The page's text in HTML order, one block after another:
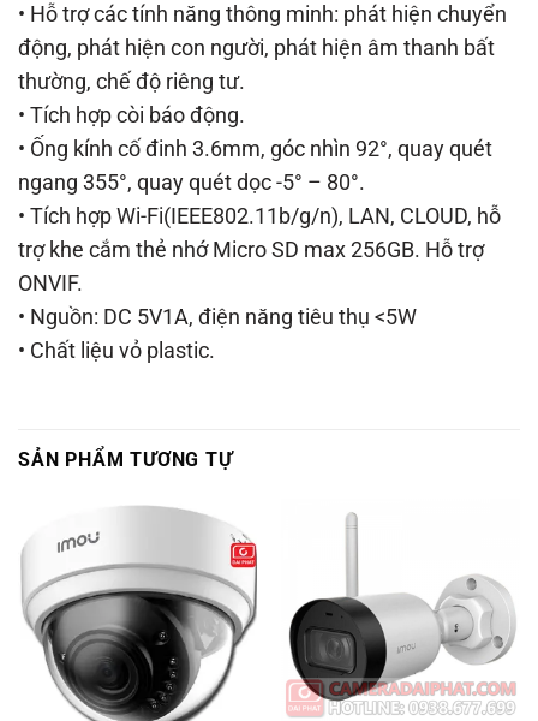
• Hỗ trợ các tính năng thông minh: phát hiện chuyển
động, phát hiện con người, phát hiện âm thanh bất
thường, chế độ riêng tư.
• Tích hợp còi báo động.
• Ống kính cố đinh 3.6mm, góc nhìn 92°, quay quét
ngang 355°, quay quét dọc -5° – 80°.
• Tích hợp Wi-Fi(IEEE802.11b/g/n), LAN, CLOUD, hỗ
trợ khe cắm thẻ nhớ Micro SD max 256GB. Hỗ trợ
ONVIF.
• Nguồn: DC 5V1A, điện năng tiêu thụ <5W
• Chất liệu vỏ plastic.
SẢN PHẨM TƯƠNG TỰ